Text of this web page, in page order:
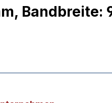
Bandbreite: